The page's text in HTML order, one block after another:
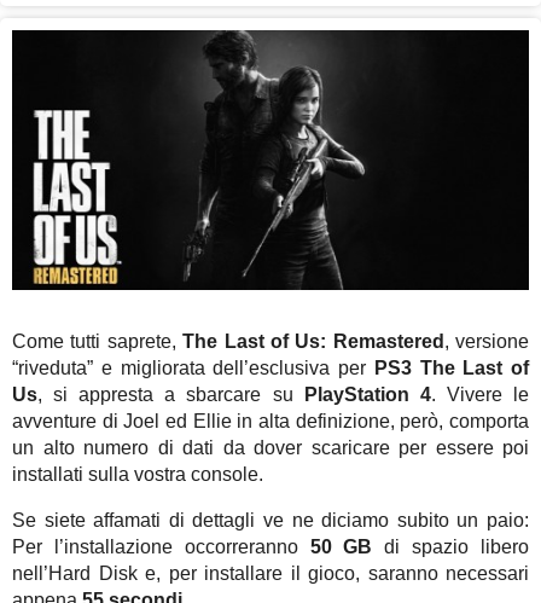
Come tutti saprete,The Last of Us: Remastered , versione
“riveduta” e migliorata dell’esclusiva per PS3 The Last of
Us, si appresta a sbarcare su PlayStation 4. Vivere le
avventure di Joel ed Ellie in alta definizione, però, comporta
un alto numero di dati da dover scaricare per essere poi
installati sulla vostra console.
Se siete affamati di dettagli ve ne diciamo subito un paio:
Per l’installazione occorreranno 50 GB di spazio libero
nell’Hard Disk e, per installare il gioco, saranno necessari